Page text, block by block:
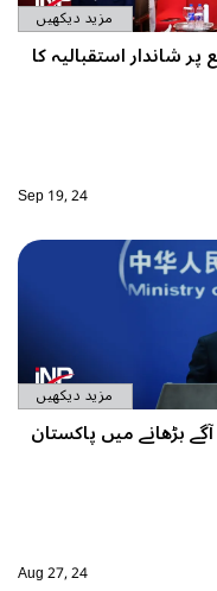
مزید دیکھیں
شاندار استقبالیہ کا
Sep 19, 24
مزید دیکھیں
بڑھانے میں پاکستان
Aug 27, 24